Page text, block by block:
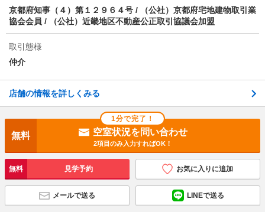
分） ■保証会社：全保連加入要 ■２４時間サポート加
入要：１９，８００円（税込）／２年） ■火災保険：
２０，０００円／２年 ■ペット：可（犬、猫） ■駐車
京都府知事（４）第１２９６４号 / （公社）京都府宅地建物取引業
協会会員 / （公社）近畿地区不動産公正取引協議会加盟
取引態様
仲介
店舗の情報を詳しくみる
1分で完了！
無料 空室状況を問い合わせ
2項目のみ入力すればOK！
無料 見学予約 お気に入りに追加
メールで送る LINEで送る